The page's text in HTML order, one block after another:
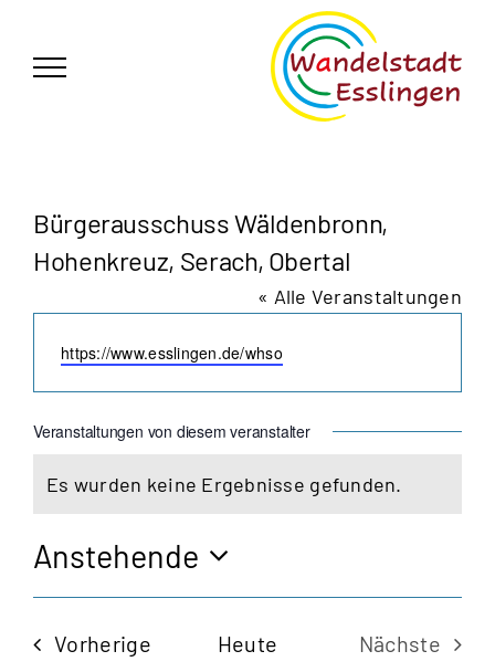
springen
Bürgerausschuss Wäldenbronn,
Hohenkreuz, Serach, Obertal
« Alle Veranstaltungen
Webseite
https://www.esslingen.de/whso
Veranstaltungen von diesem veranstalter
Hinweis
Es wurden keine Ergebnisse gefunden.
Anstehende
Datum
VorherigeVeranstaltungen
Heute
Nächste